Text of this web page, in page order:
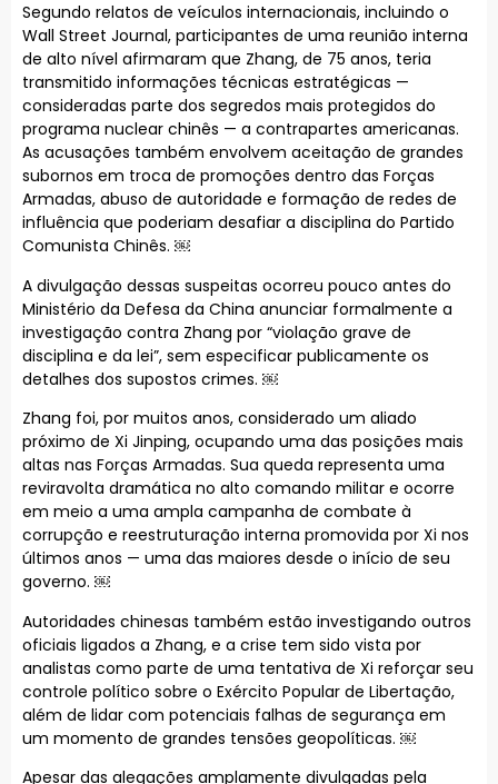
Segundo relatos de veículos internacionais, incluindo o
Wall Street Journal, participantes de uma reunião interna
de alto nível afirmaram que Zhang, de 75 anos, teria
transmitido informações técnicas estratégicas —
consideradas parte dos segredos mais protegidos do
programa nuclear chinês — a contrapartes americanas.
As acusações também envolvem aceitação de grandes
subornos em troca de promoções dentro das Forças
Armadas, abuso de autoridade e formação de redes de
influência que poderiam desafiar a disciplina do Partido
Comunista Chinês. ￼
A divulgação dessas suspeitas ocorreu pouco antes do
Ministério da Defesa da China anunciar formalmente a
investigação contra Zhang por “violação grave de
disciplina e da lei”, sem especificar publicamente os
detalhes dos supostos crimes. ￼
Zhang foi, por muitos anos, considerado um aliado
próximo de Xi Jinping, ocupando uma das posições mais
altas nas Forças Armadas. Sua queda representa uma
reviravolta dramática no alto comando militar e ocorre
em meio a uma ampla campanha de combate à
corrupção e reestruturação interna promovida por Xi nos
últimos anos — uma das maiores desde o início de seu
governo. ￼
Autoridades chinesas também estão investigando outros
oficiais ligados a Zhang, e a crise tem sido vista por
analistas como parte de uma tentativa de Xi reforçar seu
controle político sobre o Exército Popular de Libertação,
além de lidar com potenciais falhas de segurança em
um momento de grandes tensões geopolíticas. ￼
Apesar das alegações amplamente divulgadas pela